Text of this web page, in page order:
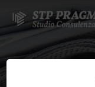
main
content